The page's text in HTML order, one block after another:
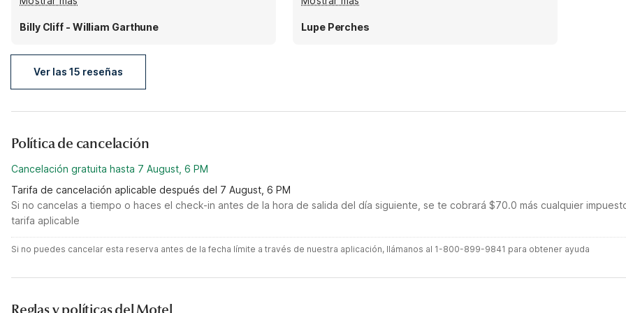
room ac was quite, did not smell like smoke or
dampness. The property is well lit up at nights, and
than great job
Billy Cliff - William Garthune Lupe Perches
Ver las 15 reseñas
Política de cancelación
Cancelación gratuita hasta 7 August, 6 PM
Tarifa de cancelación aplicable después del 7 August, 6 PM
Si no cancelas a tiempo o haces el check-in antes de la hora de salida del día siguiente, se te cobrará $70.0 más cualquier
tarifa aplicable
Si no puedes cancelar esta reserva antes de la fecha límite a través de nuestra aplicación, llámanos al 1-800-899-9841 para obtener ayuda